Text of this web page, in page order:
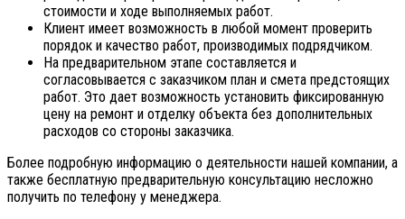
стоимости и ходе выполняемых работ.
Клиент имеет возможность в любой момент проверить
порядок и качество работ, производимых подрядчиком.
На предварительном этапе составляется и
согласовывается с заказчиком план и смета предстоящих
работ. Это дает возможность установить фиксированную
цену на ремонт и отделку объекта без дополнительных
расходов со стороны заказчика.
Более подробную информацию о деятельности нашей компании, а
также бесплатную предварительную консультацию несложно
получить по телефону у менеджера.